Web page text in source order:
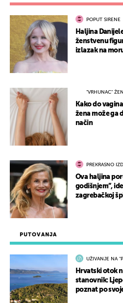
PUTOVANJA
UŽIVANJE NA
Hrvatski otok
stanovnik:
poznat po
POPUT SIRENE
Haljina
ženstvenu
izlazak na
"VRHUNAC"
Kako do
žena može ga
način
PREKRASNO
Ova haljina
godišnjem”,
zagrebačkoj